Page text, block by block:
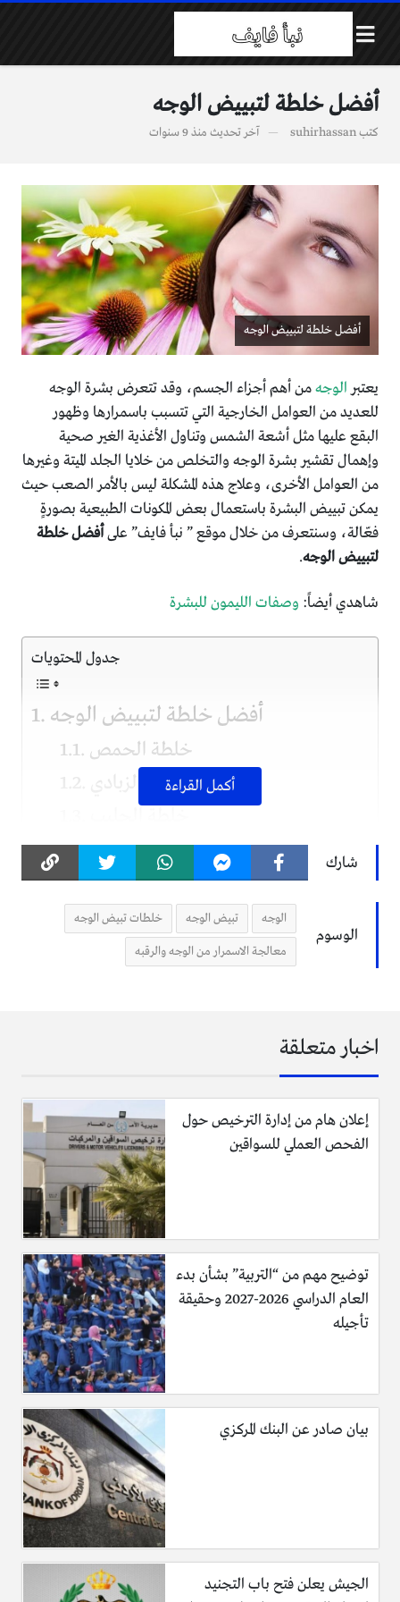
أفضل خلطة لتبييض الوجه
كتبsuhirhassan آخر تحديث منذ 9 سنوات
أفضل خلطة لتبييض الوجه
يعتبرالوجهمن أهم أجزاء الجسم، وقد تتعرض بشرة الوجه
للعديد من العوامل الخارجية التي تتسبب باسمرارها وظهور
البقع عليها مثل أشعة الشمس وتناول الأغذية الغير صحية
وإهمال تقشير بشرة الوجه والتخلص من خلايا الجلد الميتة وغيرها
من العوامل الأخرى، وعلاج هذه المشكلة ليس بالأمر الصعب حيث
يمكن تبييض البشرة باستعمال بعض المكونات الطبيعية بصورةٍ
فعّالة، وسنتعرف من خلال موقع ” نبأ فايف” علىأفضل خلطة
لتبييض الوجه.
شاهدي أيضاً: وصفات الليمون للبشرة
جدول المحتويات
أفضل خلطة لتبييض الوجه
خلطة الحمص
خلطة الزبادي
خلطة العسل والسكر
أفضل خلطة لتبييض الوجه
المكونات:
كمية قليلة من ماء الورد تكفي لصنع عجينة.
طريقة تحضير الخلطة:
1- أحضري إناء صغير الحجم، ضعي فيه دقيق الحمص وماء
3- طبقي العجينة على البشرة واتركيها حتى تجف بشكلٍ تام، ثم
اغسليها بالماء البارد.
خلطة الزبادي
ملعقتان صغيرتان من لبن الزبادي.
ملعقة كبيرة من عصير الليمون.
أكمل القراءة
شارك
الوسوم
الوجه تبيض الوجه خلطات تبيض الوجه
معالجة الاسمرار من الوجه والرقبه
اخبار متعلقة
إعلان هام من إدارة الترخيص حول
الفحص العملي للسواقين
توضيح مهم من “التربية” بشأن بدء
العام الدراسي 2026-2027 وحقيقة
تأجيله
بيان صادر عن البنك المركزي
الجيش يعلن فتح باب التجنيد